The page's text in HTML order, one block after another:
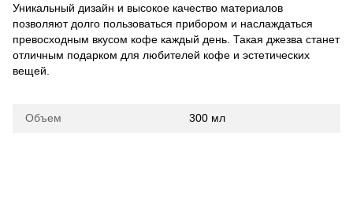
Уникальный дизайн и высокое качество материалов
позволяют долго пользоваться прибором и наслаждаться
превосходным вкусом кофе каждый день. Такая джезва станет
отличным подарком для любителей кофе и эстетических
вещей.
Объем 300 мл